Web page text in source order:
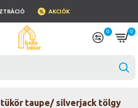
AKCIÓK
0 0
tükör taupe/ silverjack tölgy